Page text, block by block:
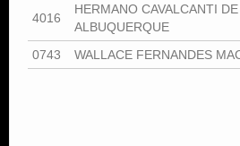
4016
HERMANO CAVALCANTI DE
ALBUQUERQUE
0743 WALLACE FERNANDES